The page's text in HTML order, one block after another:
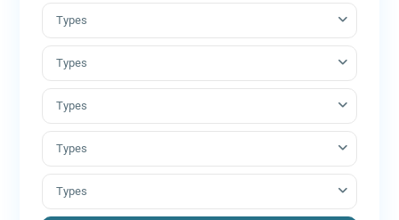
Types
Types
Types
Types
Types